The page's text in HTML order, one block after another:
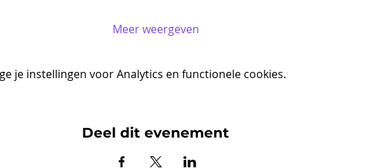
Meer weergeven
je instellingen voor Analytics en functionele cookies.
Deel dit evenement